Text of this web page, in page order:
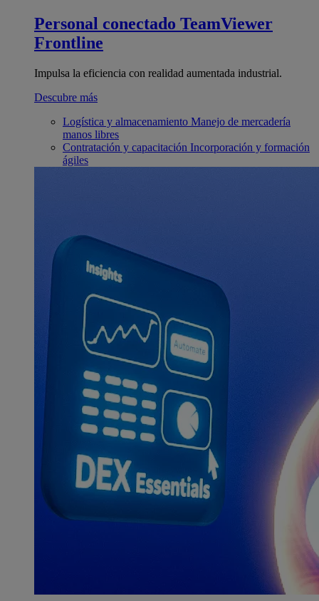
Personal conectado TeamViewer
Frontline
Impulsa la eficiencia con realidad aumentada industrial.
Descubre más
Logística y almacenamiento Manejo de mercadería
manos libres
Contratación y capacitación Incorporación y formación
ágiles